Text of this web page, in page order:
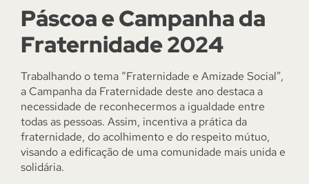
Páscoa e Campanha da
Fraternidade 2024
Trabalhando o tema “Fraternidade e Amizade Social”,
a Campanha da Fraternidade deste ano destaca a
necessidade de reconhecermos a igualdade entre
todas as pessoas. Assim, incentiva a prática da
fraternidade, do acolhimento e do respeito mútuo,
visando a edificação de uma comunidade mais unida e
solidária.